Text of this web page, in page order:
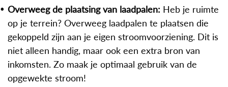
Overweeg de plaatsing van laadpalen: Heb je ruimte
op je terrein? Overweeg laadpalen te plaatsen die
gekoppeld zijn aan je eigen stroomvoorziening. Dit is
niet alleen handig, maar ook een extra bron van
inkomsten. Zo maak je optimaal gebruik van de
opgewekte stroom!